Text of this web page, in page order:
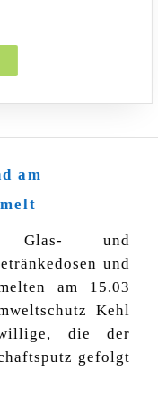
LESEN
am
aus
und
am
Straßenrand
gesammelt
Glas- und
und
am 15.03
Kehl
die der
gefolgt